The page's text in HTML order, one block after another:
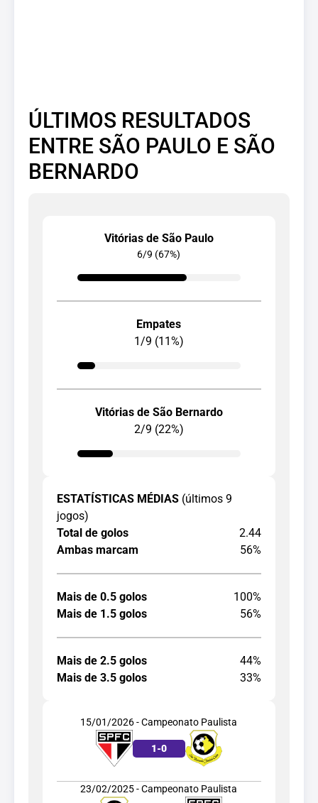
ÚLTIMOS RESULTADOS
ENTRE SÃO PAULO E SÃO
BERNARDO
Vitórias de São Paulo
6/9 (67%)
Empates
1/9 (11%)
Vitórias de São Bernardo
2/9 (22%)
ESTATÍSTICAS MÉDIAS (últimos 9
jogos)
Total de golos
2.44
Ambas marcam
56%
Mais de 0.5 golos
100%
Mais de 1.5 golos
56%
Mais de 2.5 golos
44%
Mais de 3.5 golos
33%
15/01/2026 - Campeonato Paulista
1-0
23/02/2025 - Campeonato Paulista